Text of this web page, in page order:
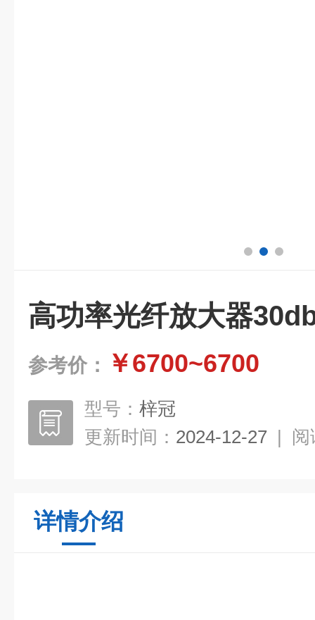
高功率光纤放大器
参考价： ￥6700~6700
型号： 梓冠
更新时间： 2024-12-27 | 阅
详情介绍